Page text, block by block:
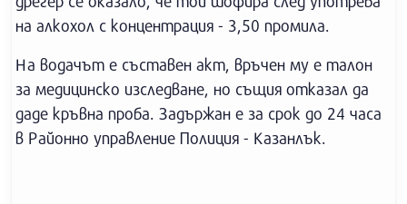
на алкохол с концентрация - 3,50 промила.
На водачът е съставен акт, връчен му е талон
за медицинско изследване, но същия отказал да
даде кръвна проба. Задържан е за срок до 24 часа
в Районно управление Полиция - Казанлък.